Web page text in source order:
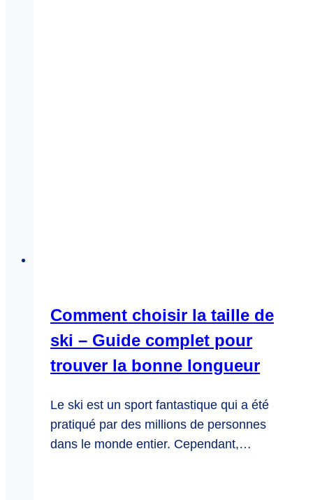
Comment choisir la taille de
ski – Guide complet pour
trouver la bonne longueur
Le ski est un sport fantastique qui a été
pratiqué par des millions de personnes
dans le monde entier. Cependant,…